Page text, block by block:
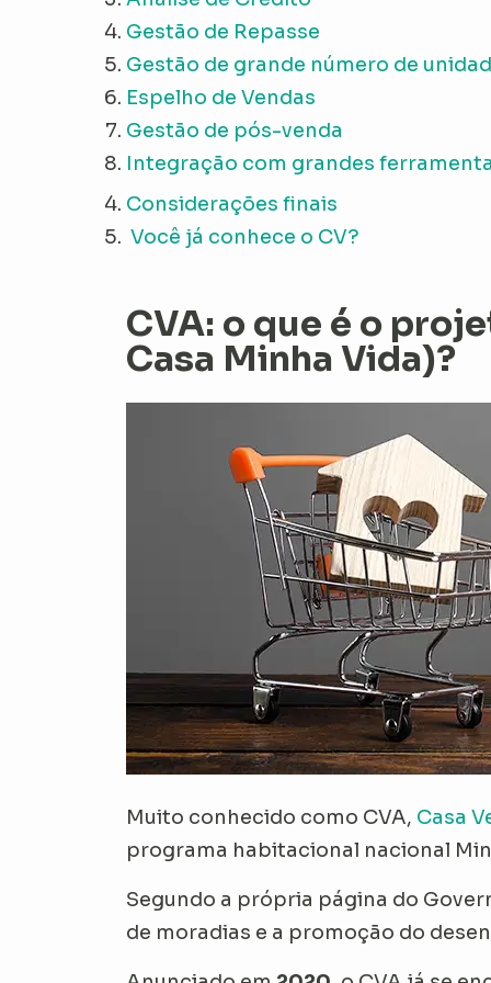
Gestão de Repasse
Gestão de grande número de
Espelho de Vendas
Gestão de pós-venda
Integração com grandes
Considerações finais
Você já conhece o CV?
CVA: o que é o
Casa Minha Vida)?
Muito conhecido como CVA, Casa
programa habitacional nacional
Segundo a própria página do
de moradias e a promoção do